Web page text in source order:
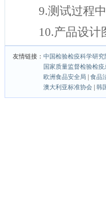
9.测试过程中
10.产品设计
友情链接： 中国检验检疫科学研究
国家质量监督检验检疫
欧洲食品安全局
食品
澳大利亚标准协会 韩